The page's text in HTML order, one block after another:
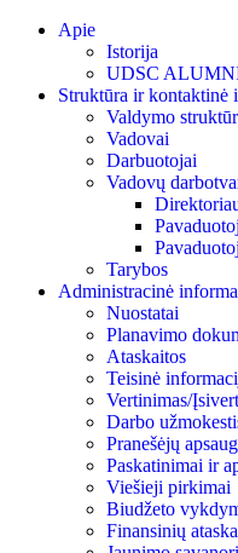
Skip
Apie
Istorija
UDSC
Struktūra ir kontaktinė
Valdymo
Vadovai
Darbuotojai
Vadovų
Tarybos
Administracinė
Nuostatai
Planavimo
Ataskaitos
Teisinė
Vertinimas/
Darbo
Pranešėjų
Paskatinimai ir
Viešieji pirkimai
Biudžeto
Finansinių